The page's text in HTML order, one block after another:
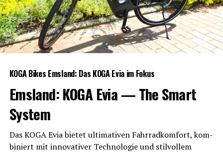
KOGA Bikes Ems­land: Das KOGA Evia im Fokus
Ems­land: KOGA Evia — The Smart
System
Das KOGA Evia bie­tet ulti­ma­ti­ven Fahr­rad­kom­fort, kom­
bi­niert mit inno­va­ti­ver Tech­no­lo­gie und stil­vol­lem